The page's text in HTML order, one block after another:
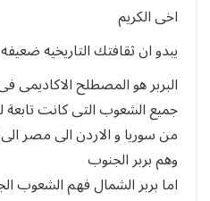
اخى الكريم
يبدو ان ثقافتك التاريخيه
البربر هو المصطلح الاكاديمى
جميع الشعوب التى كانت تابعة
من سوريا و الاردن الى مصر
وهم بربر الجنوب
اما بربر الشمال فهم الشعوب